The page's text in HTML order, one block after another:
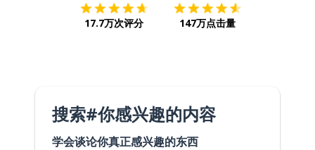
17.7万次评分 147万点击量
搜索#你感兴趣的内容
学会谈论你真正感兴趣的东西